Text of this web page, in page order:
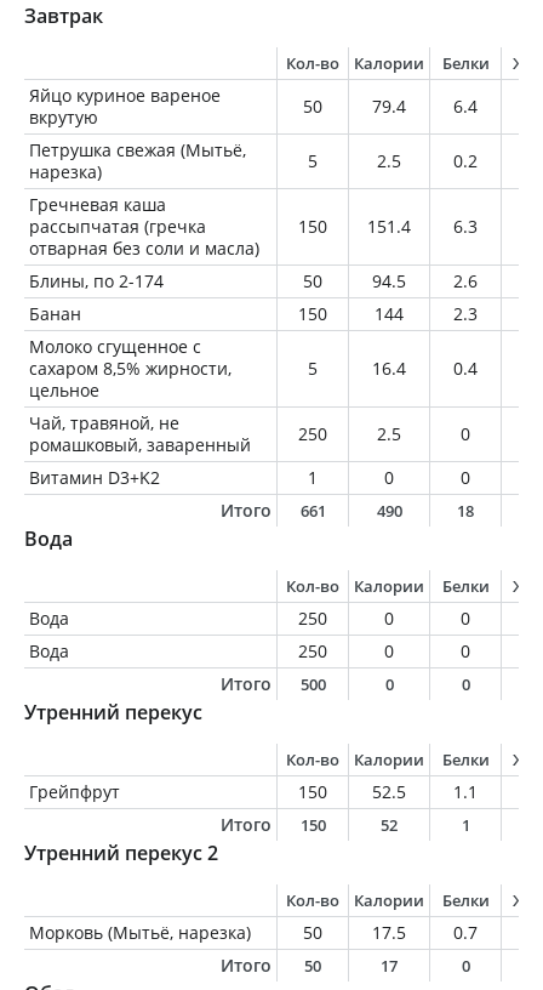
Завтрак
Кол-во Калории Белки
Яйцо куриное вареное
вкрутую
50 79.4 6.4
Петрушка свежая (Мытьё,
нарезка)
5 2.5 0.2
Гречневая каша
рассыпчатая (гречка
отварная без соли и масла)
150 151.4 6.3
Блины, по 2-174 50 94.5 2.6
Банан
150 144 2.3
Молоко сгущенное с
сахаром 8,5% жирности,
цельное
5 16.4 0.4
Чай, травяной, не
ромашковый, заваренный
250 2.5 0
Витамин D3+K2
1 0 0
Итого
661 490 18
Вода
Кол-во Калории Белки
Вода 250 0 0
Вода
250 0 0
Итого
500 0 0
Утренний перекус
Кол-во Калории Белки
Грейпфрут 150 52.5 1.1
Итого
150 52 1
Утренний перекус 2
Кол-во Калории Белки
Морковь (Мытьё, нарезка) 50 17.5 0.7
Итого
50 17 0